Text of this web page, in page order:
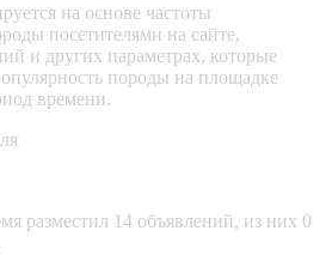
на основе частоты
посетителями на сайте,
и других параметрах, которые
породы на площадке
времени.
разместил 14 объявлений, из них 0